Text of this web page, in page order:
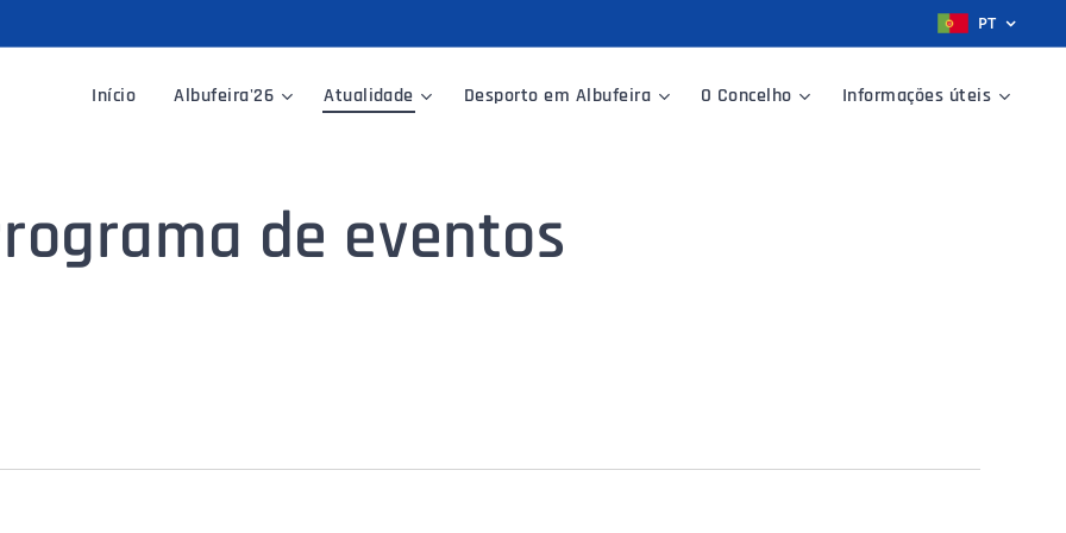
PT
Início Albufeira'26 Atualidade Desporto em Albufeira O Concelho Informações úteis
de eventos